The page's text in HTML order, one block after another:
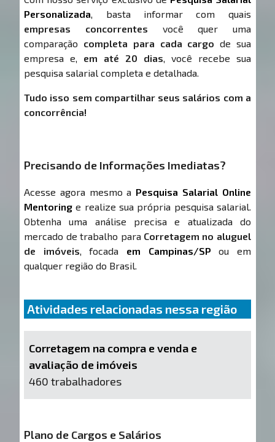
Personalizada, basta informar com quais
empresas concorrentes você quer uma
comparação completa para cada cargo de sua
empresa e, em até 20 dias, você recebe sua
pesquisa salarial completa e detalhada.
Tudo isso sem compartilhar seus salários com a
concorrência!
Precisando de Informações Imediatas?
Acesse agora mesmo a Pesquisa Salarial Online
Mentoring e realize sua própria pesquisa salarial.
Obtenha uma análise precisa e atualizada do
mercado de trabalho para Corretagem no aluguel
de imóveis, focada em Campinas/SP ou em
qualquer região do Brasil.
Atividades relacionadas nessa região
Corretagem na compra e venda e
avaliação de imóveis
460 trabalhadores
Plano de Cargos e Salários